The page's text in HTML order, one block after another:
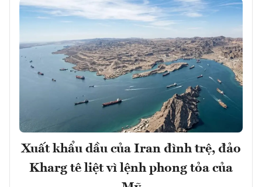
Xuất khẩu dầu của Iran đình trệ, đảo
Kharg tê liệt vì lệnh phong tỏa của